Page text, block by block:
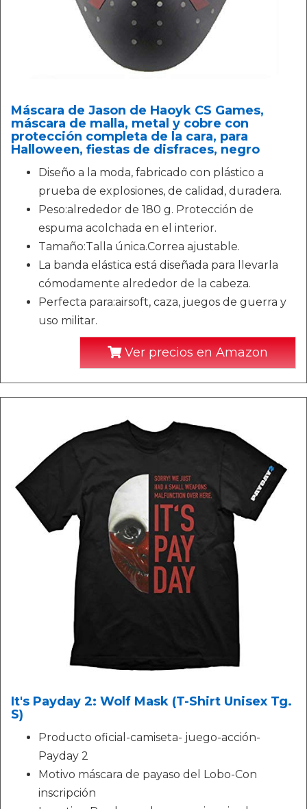
Máscara de Jason de Haoyk CS Games,
máscara de malla, metal y cobre con
protección completa de la cara, para
Halloween, fiestas de disfraces, negro
Diseño a la moda, fabricado con plástico a
prueba de explosiones, de calidad, duradera.
Peso:alrededor de 180 g. Protección de
espuma acolchada en el interior.
Tamaño:Talla única.Correa ajustable.
La banda elástica está diseñada para llevarla
cómodamente alrededor de la cabeza.
Perfecta para:airsoft, caza, juegos de guerra y
uso militar.
Ver precios en Amazon
It's Payday 2: Wolf Mask (T-Shirt Unisex Tg.
S)
Producto oficial-camiseta- juego-acción-
Payday 2
Motivo máscara de payaso del Lobo-Con
inscripción